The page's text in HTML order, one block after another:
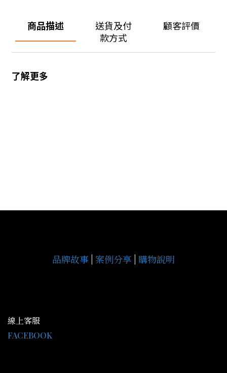
商品描述
送貨及付
款方式
顧客評價
了解更多
品牌故事 案例分享 購物說明
線上客服
FACEBOOK